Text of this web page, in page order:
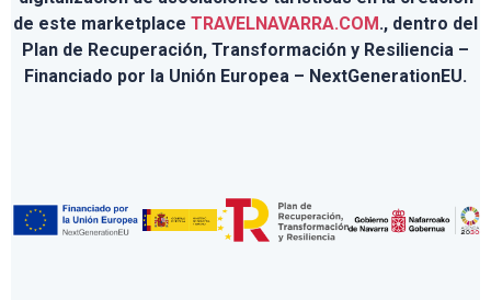
de este marketplace TRAVELNAVARRA.COM., dentro del
Plan de Recuperación, Transformación y Resiliencia –
Financiado por la Unión Europea – NextGenerationEU.